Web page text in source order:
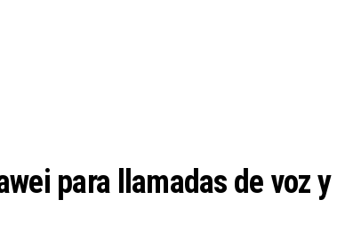
para llamadas de voz y